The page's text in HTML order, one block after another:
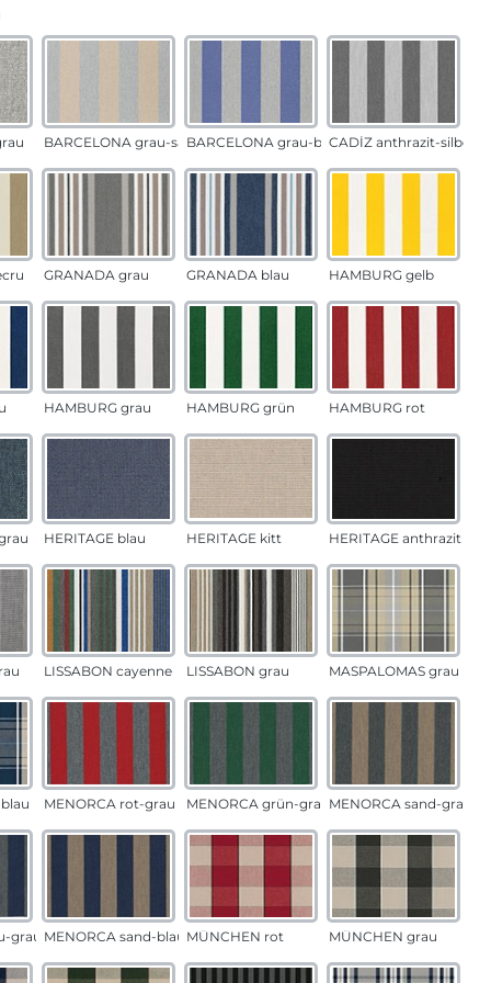
BARCELONA grau-sandBARCELONA grau-blauCADÍZ anthrazit-silber
GRANADA grau GRANADA blau HAMBURG gelb
HAMBURG grau HAMBURG grün HAMBURG rot
HERITAGE blau HERITAGE kitt HERITAGE anthrazit
LISSABON cayenne LISSABON grau MASPALOMAS grau
MENORCA rot-grau MENORCA grün-grau MENORCA sand-grau
grau MENORCA sand-blau MÜNCHEN rot MÜNCHEN grau